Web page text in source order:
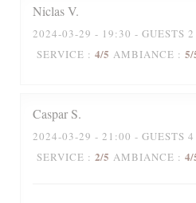
NiclasV
2024-03-29 - 19:30 - GUESTS 2
SERVICE : 4/5 AMBIANCE : 5/
Caspar S
2024-03-29 - 21:00 - GUESTS 4
SERVICE : 2/5 AMBIANCE : 4/